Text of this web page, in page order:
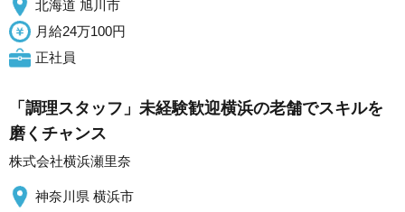
北海道 旭川市
月給24万100円
正社員
「調理スタッフ」未経験歓迎横浜の老舗でスキルを
磨くチャンス
株式会社横浜瀬里奈
神奈川県 横浜市